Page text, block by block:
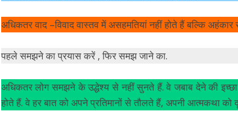
अधिकतर वाद –विवाद वास्तव में असहमतियां नहीं होते हैं बल्कि अहंकार
पहले समझने का प्रयास करें , फिर समझ जाने का.
अधिकतर लोग समझने के उद्धेश्य से नहीं सुनते हैं. वे जबाब देने की
होते हैं. वे हर बात को अपने प्रतिमानों से तौलते हैं, अपनी आत्मकथा